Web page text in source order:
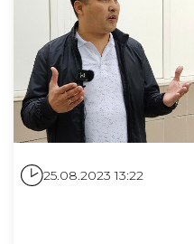
25.08.2023 13:22